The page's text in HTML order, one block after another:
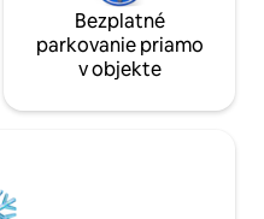
Bezplatné
parkovanie priamo
v objekte